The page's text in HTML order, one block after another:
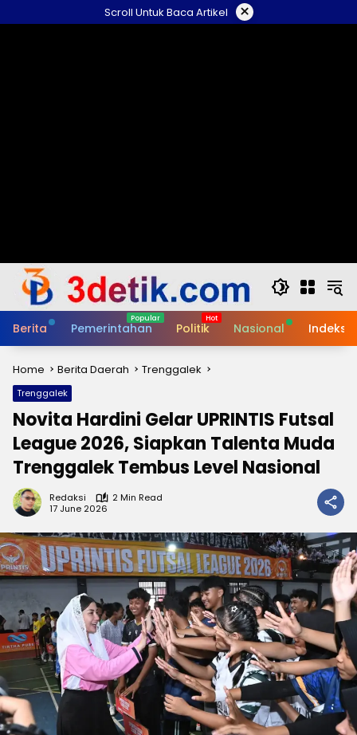
to
Scroll Untuk Baca Artikel ×
Berita Pemerintahan Politik Nasional Indeks
Home Berita Daerah Trenggalek
Trenggalek
Novita Hardini Gelar UPRINTIS Futsal
League 2026, Siapkan Talenta Muda
Trenggalek Tembus Level Nasional
Redaksi
2 Min Read
17 June 2026